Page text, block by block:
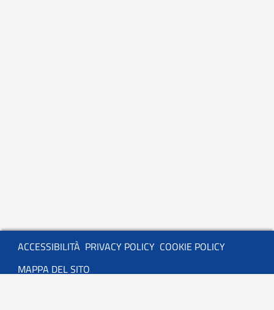
Servizio
ACCESSIBILITÀ PRIVACY POLICY COOKIE POLICY
MAPPA DEL SITO